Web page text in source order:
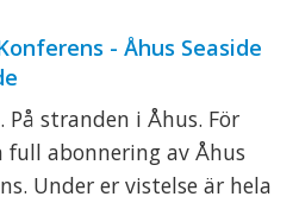
- Åhus Seaside
stranden i Åhus. För
abonnering av Åhus
Under er vistelse är hela